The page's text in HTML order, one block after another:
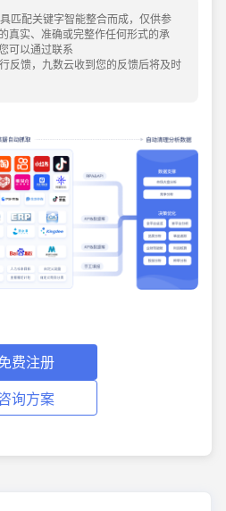
匹配关键字智能整合而成，仅供参
真实、准确或完整作任何形式的承
可以通过联系
反馈，九数云收到您的反馈后将及时
费注册
询方案